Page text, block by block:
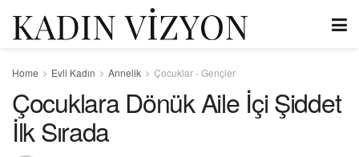
Home Evli Kadın Annelik Çocuklar - Gençler
Çocuklara Dönük Aile İçi Şiddet
İlk Sırada